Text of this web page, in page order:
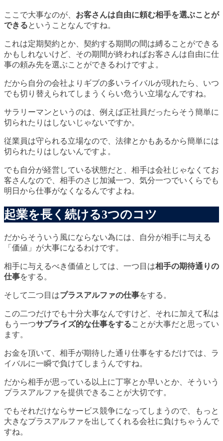
ここで大事なのが、 お客さんは自由に頼む相手を選ぶことが
できるということなんですね。
これは定期契約とか、契約する期間の間は縛ることができる
かもしれないけど、その期間が終わればお客さんは自由に仕
事の頼み先を選ぶことができるわけですよ。
だから自分の会社よりギブの多いライバルが現れたら、いつ
でも切り替えられてしまうくらい危うい立場なんですね。
サラリーマンというのは、例えば正社員だったらそう簡単に
切られたりはしないじゃないですか。
従業員は守られる立場なので、法律とかもあるから簡単には
切られたりはしないんですよ。
でも自分が経営している状態だと、相手は会社じゃなくてお
客さんなので、相手のさじ加減一つ、気分一つでいくらでも
明日から仕事がなくなるんですよね。
起業を長く続ける3つのコツ
だからそういう風にならない為には、自分が相手に与える
「価値」が大事になるわけです。
相手に与えるべき価値としては、一つ目は相手の期待通りの
仕事をする。
そして二つ目はプラスアルファの仕事をする。
この二つだけでも十分大事なんですけど、それに加えて私は
もう一つサプライズ的な仕事をすることが大事だと思ってい
ます。
お金を頂いて、相手が期待した通り仕事をするだけでは、ラ
イバルに一瞬で負けてしまうんですね。
だから相手が思っている以上に丁寧とか早いとか、そういう
プラスアルファを提供できることが大切です。
でもそれだけならサービス競争になってしまうので、もっと
大きなプラスアルファを出してくれる会社に負けちゃうんで
すね。